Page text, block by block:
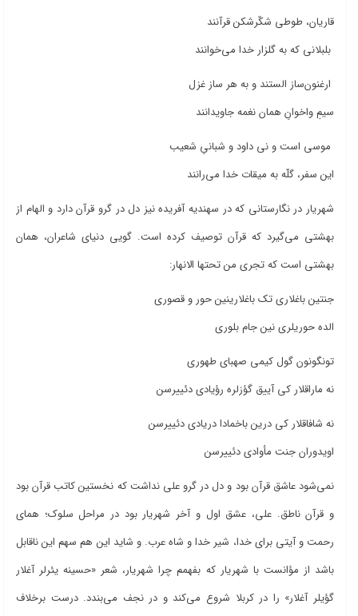
قاريان، طوطی شکّرشکن قرآنند
بلبلانی که به گلزار خدا می‌خوانند
ارغنون‌ساز الستند و به هر ساز غزل
سيمِ واخوانِ همان نغمه جاويدانند
موسی است و نی داود و شبانیِ شعيب
اين سفر، گلّه به ‌ميقات خدا می‌رانند
شهریار در نگارستانی که در سهندیه آفریده نیز دل در گرو قرآن دارد و الهام از
بهشتی می‌گیرد که قرآن توصیف کرده است. گویی دنیای شاعران، همان
بهشتی است که تجری من تحتها الانهار:
جنتین باغلاری تک باغلارینین حور و قصوری
الده حوریلری نین جام بلوری
تونگونون گول کیمی صهبای طهوری
نه ماراقلار کی آییق گؤزلره رؤیادی دئییرسن
نه شافاقلار کی درین باخمادا دریادی دئییرسن
اویدوران جنت مأوادی دئییرسن
نمی‌شود عاشق قرآن بود و دل در گرو علی نداشت که نخستین کاتب قرآن بود
و قرآن ناطق. علی، عشق اول و آخر شهریار بود در مراحل سلوک؛ همای
رحمت و آیتی برای خدا، شیر خدا و شاه عرب. و شاید این هم سهم این ناقابل
باشد از مؤانست با شهریار که بفهمم چرا شهریار، شعر «حسینه یئرلر آغلار
گؤیلر آغلار» را در کربلا شروع می‌کند و در نجف می‌بندد. درست برخلاف